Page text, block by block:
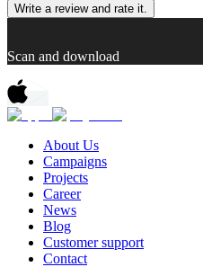
Write a review and rate it.
Scan and download
About Us
Campaigns
Projects
Career
News
Blog
Customer support
Contact